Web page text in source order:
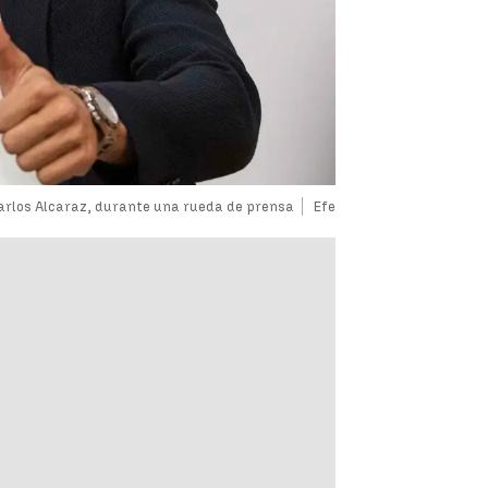
Alcaraz, durante una rueda de prensa Efe